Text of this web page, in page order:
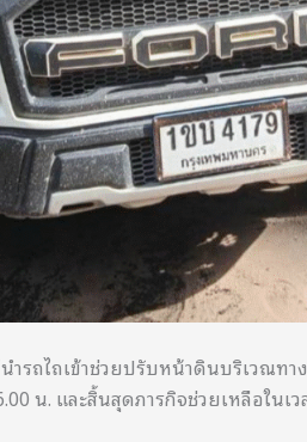
รถไถเข้าช่วยปรับหน้าดินบริเวณท
น. และสิ้นสุดภารกิจช่วยเหลือในเว